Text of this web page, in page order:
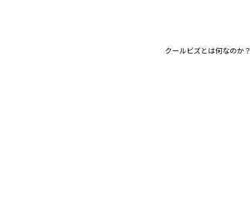
クールビズとは何なのか？